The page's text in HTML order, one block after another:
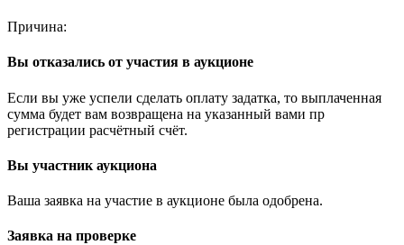
Причина:
Вы отказались от участия в аукционе
Если вы уже успели сделать оплату задатка, то выплаченная
сумма будет вам возвращена на указанный вами пр
регистрации расчётный счёт.
Вы участник аукциона
Ваша заявка на участие в аукционе была одобрена.
Заявка на проверке